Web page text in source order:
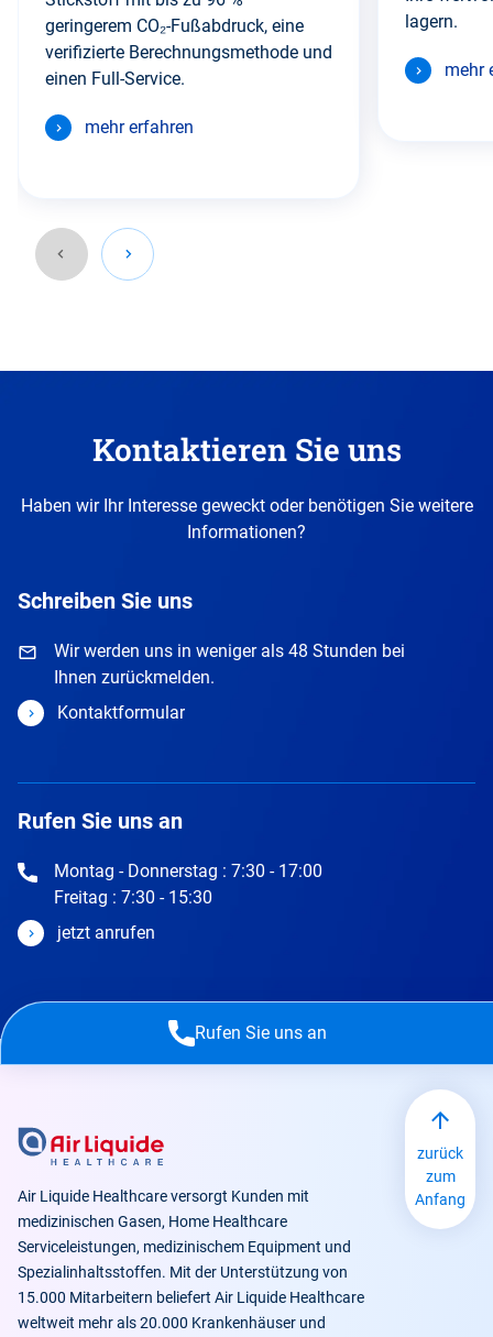
Rufen Sie uns an
geringerem CO₂-Fußabdruck, eine
verifizierte Berechnungsmethode und
einen Full-Service.
mehr erfahren
lagern.
mehr
Abschnitt.Kontaktieren Sie uns
Haben wir Ihr Interesse geweckt oder benötigen Sie weitere
Informationen?
Schreiben Sie uns
Wir werden uns in weniger als 48 Stunden bei
Ihnen zurückmelden.
Kontaktformular
Rufen Sie uns an
Montag - Donnerstag : 7:30 - 17:00
Freitag : 7:30 - 15:30
jetzt anrufen
Air Liquide Healthcare versorgt Kunden mit
medizinischen Gasen, Home Healthcare
Serviceleistungen, medizinischem Equipment und
Spezialinhaltsstoffen. Mit der Unterstützung von
15.000 Mitarbeitern beliefert Air Liquide Healthcare
weltweit mehr als 20.000 Krankenhäuser und
zurück
zum
Anfang